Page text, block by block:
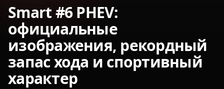
Smart #6 PHEV:
официальные
изображения, рекордный
запас хода и спортивный
характер